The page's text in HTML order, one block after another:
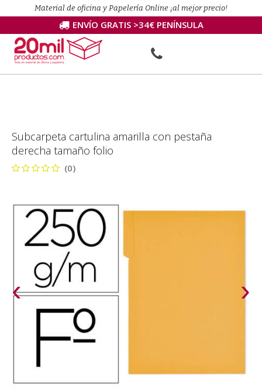
Material de oficina y Papelería Online ¡al mejor precio!
ENVÍO GRATIS >34€ PENÍNSULA
Subcarpeta cartulina amarilla con pestaña
derecha tamaño folio
(0)
‹ ›